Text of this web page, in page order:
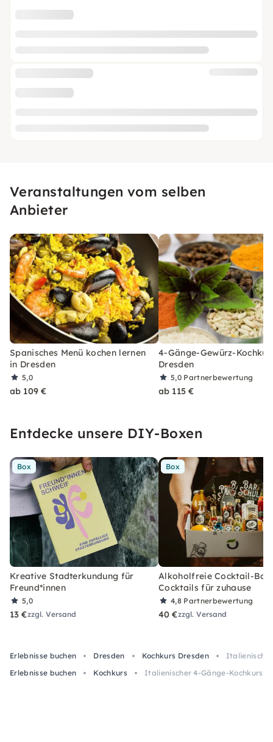
Veranstaltungen vom selben
Anbieter
Spanisches Menü kochen lernen
in Dresden
5,0
ab 109 €
4-Gänge-Gewürz-
Dresden
5,0 Partnerbewertung
ab 115 €
Entdecke unsere DIY-Boxen
Box
Kreative Stadterkundung für
Freund*innen
5,0
13 €zzgl. Versand
Box
Alkoholfreie Cocktail-Box
Cocktails für zuhause
4,8 Partnerbewertung
40 €zzgl. Versand
Erlebnisse buchen Dresden Kochkurs Dresden
Erlebnisse buchen
Kochkurs Italienischer 4-Gänge-Kochkurs